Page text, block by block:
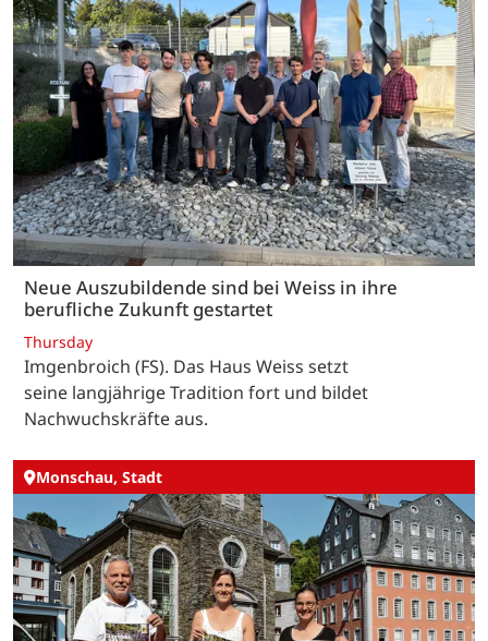
Neue Auszubildende sind bei Weiss in ihre
berufliche Zukunft gestartet
Thursday
Imgenbroich (FS). Das Haus Weiss setzt
seine langjährige Tradition fort und bildet
Nachwuchskräfte aus.
Monschau, Stadt